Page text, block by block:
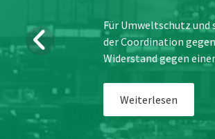
Für Umweltschutz
der Coordination
Widerstand gegen
Weiterlesen